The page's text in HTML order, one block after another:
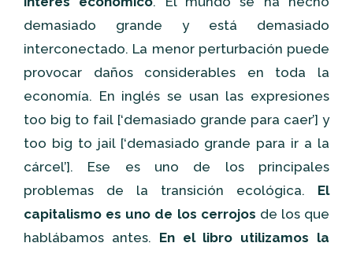
demasiado grande y está demasiado
interconectado. La menor perturbación puede
provocar daños considerables en toda la
economía. En inglés se usan las expresiones
too big to fail [‘demasiado grande para caer’] y
too big to jail [‘demasiado grande para ir a la
cárcel’]. Ese es uno de los principales
problemas de la transición ecológica. El
capitalismo es uno de los cerrojos de los que
hablábamos antes. En el libro utilizamos la